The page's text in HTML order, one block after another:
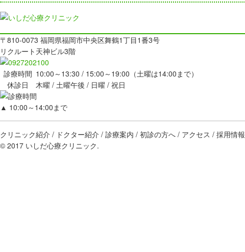
〒810-0073 福岡県福岡市中央区舞鶴1丁目1番3号
リクルート天神ビル3階
診療時間 10:00～13:30 / 15:00～19:00（土曜は14:00まで）
休診日
木曜 / 土曜午後 / 日曜 / 祝日
▲ 10:00～14:00まで
クリニック紹介 ドクター紹介 診療案内 初診の方へ アクセス 採用情報
© 2017 いしだ心療クリニック.